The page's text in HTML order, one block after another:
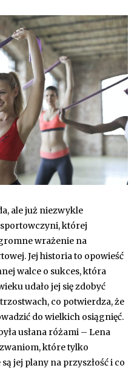
ale już niezwykle
której
wrażenie na
Jej historia to opowieść
walce o sukces, która
udało jej się zdobyć
co potwierdza, że
do wielkich osiągnięć.
usłana różami – Lena
które tylko
jej plany na przyszłość i co